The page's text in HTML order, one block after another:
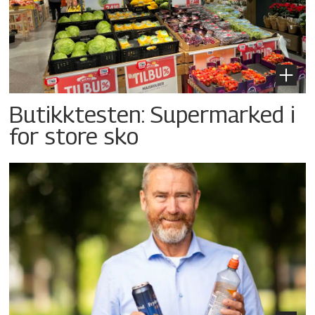
Butikktesten: Supermarked i
for store sko